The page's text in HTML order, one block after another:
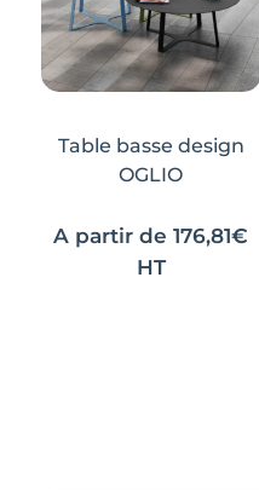
être
choisies
sur
page
du
être
choisies
sur
page
du
Table basse design
OGLIO
A partir de176,81€
HT